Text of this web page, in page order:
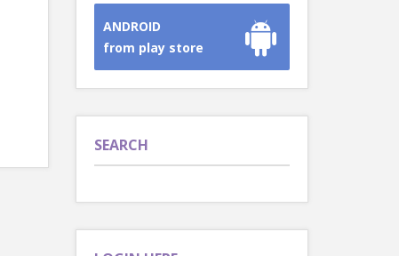
ANDROID
from play store
SEARCH